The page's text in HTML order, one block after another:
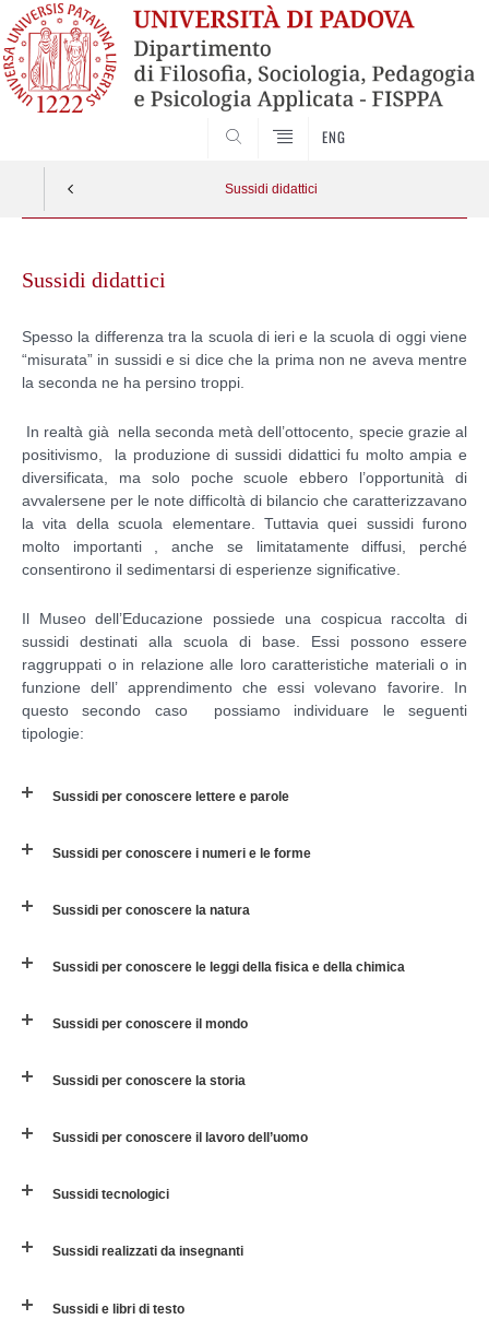
ENG
Sussidi didattici
contentSussidi didattici
Spesso la differenza tra la scuola di ieri e la scuola di oggi viene
“misurata” in sussidi e si dice che la prima non ne aveva mentre
la seconda ne ha persino troppi.
In realtà già nella seconda metà dell’ottocento, specie grazie al
positivismo, la produzione di sussidi didattici fu molto ampia e
diversificata, ma solo poche scuole ebbero l’opportunità di
avvalersene per le note difficoltà di bilancio che caratterizzavano
la vita della scuola elementare. Tuttavia quei sussidi furono
molto importanti , anche se limitatamente diffusi, perché
consentirono il sedimentarsi di esperienze significative.
Il Museo dell’Educazione possiede una cospicua raccolta di
sussidi destinati alla scuola di base. Essi possono essere
raggruppati o in relazione alle loro caratteristiche materiali o in
funzione dell’ apprendimento che essi volevano favorire. In
questo secondo caso possiamo individuare le seguenti
tipologie:
Sussidi per conoscere lettere e parole
Sussidi per conoscere i numeri e le forme
Sussidi per conoscere la natura
Sussidi per conoscere le leggi della fisica e della chimica
Sussidi per conoscere il mondo
Sussidi per conoscere la storia
Sussidi per conoscere il lavoro dell’uomo
Sussidi tecnologici
Sussidi realizzati da insegnanti
Sussidi e libri di testo